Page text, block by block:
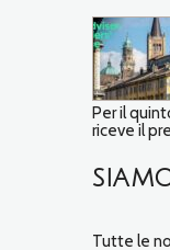
Per il
riceve il
Tutte le